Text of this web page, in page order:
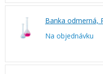
Banka odmerná,
Na objednávku